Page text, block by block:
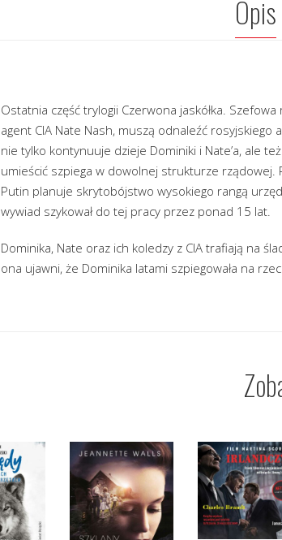
Opis
Ostatnia część trylogii Czerwona jaskółka.
agent CIA Nate Nash, muszą odnaleźć rosyjskiego
nie tylko kontynuuje dzieje Dominiki i Nate’a, ale
umieścić szpiega w dowolnej strukturze
Putin planuje skrytobójstwo wysokiego rangą
wywiad szykował do tej pracy przez ponad 15 lat.
Dominika, Nate oraz ich koledzy z CIA trafiają na
ona ujawni, że Dominika latami szpiegowała na